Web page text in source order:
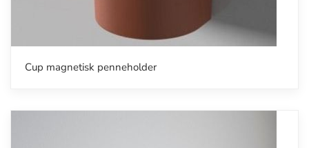
Cup magnetisk penneholder